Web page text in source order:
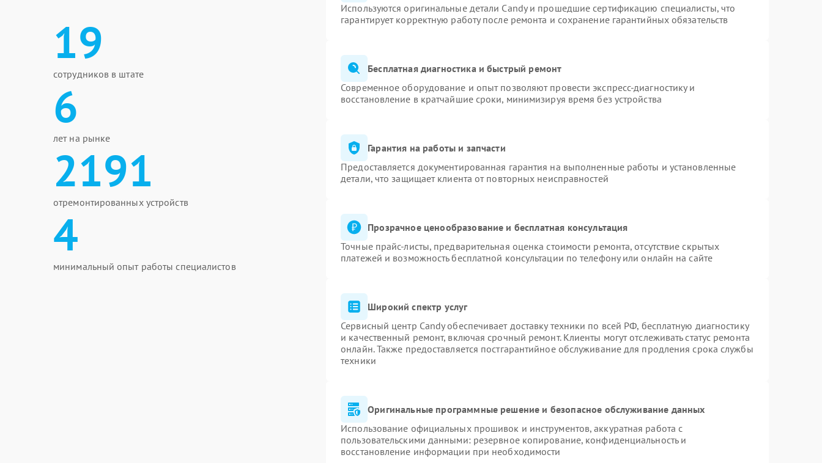
19
сотрудников в штате
6
лет на рынке
2191
отремонтированных устройств
4
минимальный опыт работы специалистов
Используются оригинальные детали Candy и прошедшие сертификацию специалисты, что
гарантирует корректную работу после ремонта и сохранение гарантийных обязательств
Бесплатная диагностика и быстрый ремонт
Современное оборудование и опыт позволяют провести экспресс-диагностику и
восстановление в кратчайшие сроки, минимизируя время без устройства
Гарантия на работы и запчасти
Предоставляется документированная гарантия на выполненные работы и установленные
детали, что защищает клиента от повторных неисправностей
Прозрачное ценообразование и бесплатная консультация
Точные прайс-листы, предварительная оценка стоимости ремонта, отсутствие скрытых
платежей и возможность бесплатной консультации по телефону или онлайн на сайте
Широкий спектр услуг
Сервисный центр Candy обеспечивает доставку техники по всей РФ, бесплатную диагностику
и качественный ремонт, включая срочный ремонт. Клиенты могут отслеживать статус ремонта
онлайн. Также предоставляется постгарантийное обслуживание для продления срока службы
техники
Оригинальные программные решение и безопасное обслуживание данных
Использование официальных прошивок и инструментов, аккуратная работа с
пользовательскими данными: резервное копирование, конфиденциальность и
восстановление информации при необходимости